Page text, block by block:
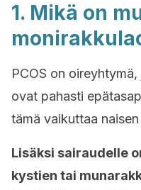
1. Mikä on
PCOS on
ovat pahasti
tämä vaikuttaa
Lisäksi sairaudelle
kystien tai